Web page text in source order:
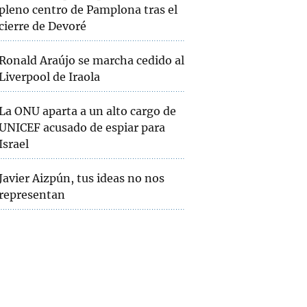
centro de Pamplona tras el
de Devoré
Araújo se marcha cedido al
de Iraola
ONU aparta a un alto cargo de
acusado de espiar para
Aizpún, tus ideas no nos